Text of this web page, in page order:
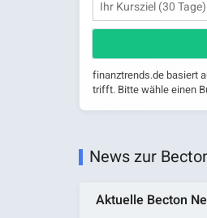
finanztrends.de basiert
trifft. Bitte wähle einen
News zur
Aktuelle Becton